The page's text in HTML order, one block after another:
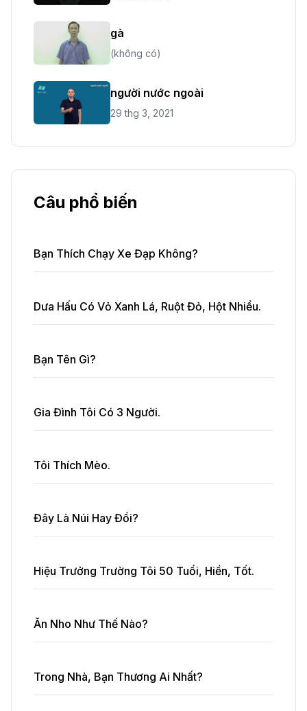
gà
(không có)
người nước ngoài
29 thg 3, 2021
Câu phổ biến
Bạn Thích Chạy Xe Đạp Không?
Dưa Hấu Có Vỏ Xanh Lá, Ruột Đỏ, Hột Nhiều.
Bạn Tên Gì?
Gia Đình Tôi Có 3 Người.
Tôi Thích Mèo.
Đây Là Núi Hay Đồi?
Hiệu Trưởng Trường Tôi 50 Tuổi, Hiền, Tốt.
Ăn Nho Như Thế Nào?
Trong Nhà, Bạn Thương Ai Nhất?